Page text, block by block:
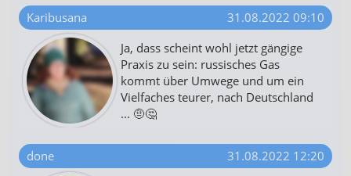
Karibusana
31.08.2022 09:10
Ja, dass scheint wohl jetzt gängige
Praxis zu sein: russisches Gas
kommt über Umwege und um ein
Vielfaches teurer, nach Deutschland
... 🤨🤔
done
31.08.2022 12:20